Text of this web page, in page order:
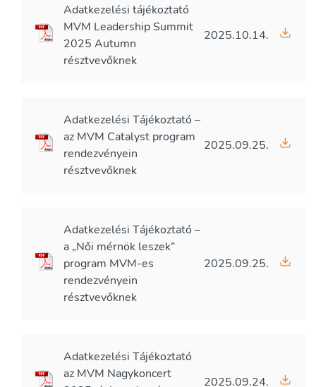
Adatkezelési tájékoztató
MVM Leadership Summit
2025 Autumn
résztvevőknek
2025.10.14.
Adatkezelési Tájékoztató –
az MVM Catalyst program
rendezvényein
résztvevőknek
2025.09.25.
Adatkezelési Tájékoztató –
a „Női mérnök leszek”
program MVM-es
rendezvényein
résztvevőknek
2025.09.25.
Adatkezelési Tájékoztató
az MVM Nagykoncert
2025.09.24.